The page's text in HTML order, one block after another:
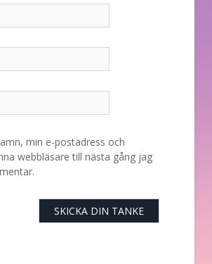
min e-postadress och
webbläsare till nästa gång jag